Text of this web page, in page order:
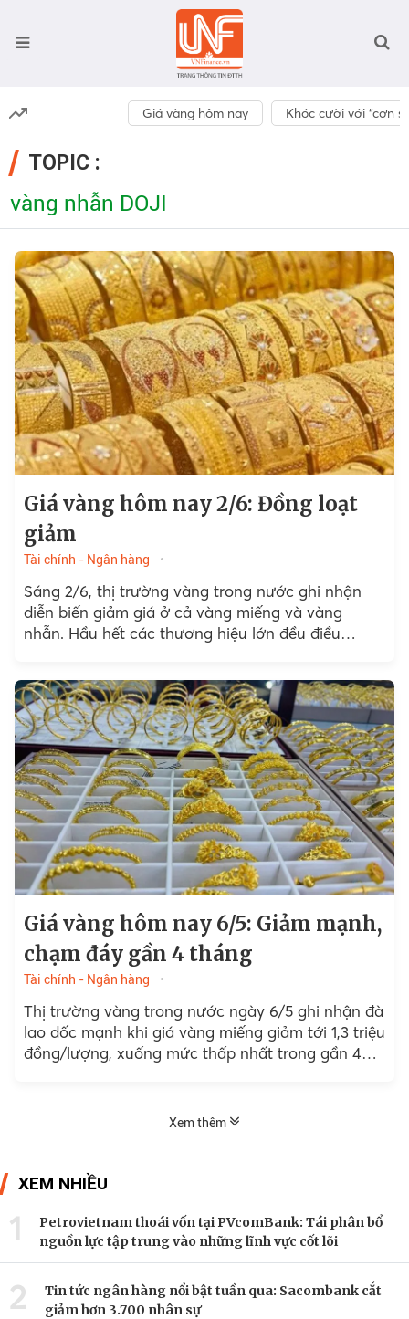
Giá vàng hôm nay Khóc cười với “cơn
TOPIC :
vàng nhẫn DOJI
Giá vàng hôm nay 2/6: Đồng loạt
giảm
Tài chính - Ngân hàng
Sáng 2/6, thị trường vàng trong nước ghi nhận
diễn biến giảm giá ở cả vàng miếng và vàng
nhẫn. Hầu hết các thương hiệu lớn đều điều
Giá vàng hôm nay 6/5: Giảm mạnh,
chạm đáy gần 4 tháng
Tài chính - Ngân hàng
Thị trường vàng trong nước ngày 6/5 ghi nhận đà
lao dốc mạnh khi giá vàng miếng giảm tới 1,3 triệu
đồng/lượng, xuống mức thấp nhất trong gần 4
Xem thêm
XEM NHIỀU
1
Petrovietnam thoái vốn tại PVcomBank: Tái phân bổ
nguồn lực tập trung vào những lĩnh vực cốt lõi
2
Tin tức ngân hàng nổi bật tuần qua: Sacombank cắt
giảm hơn 3.700 nhân sự